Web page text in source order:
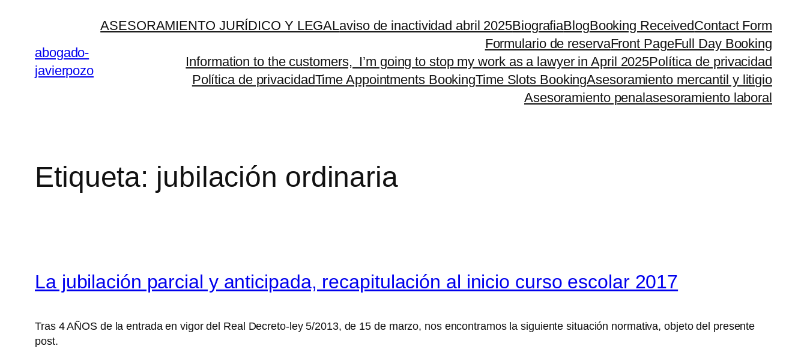
contenidoabogado-
javierpozo
ASESORAMIENTO JURÍDICO Y LEGALaviso de inactividad abril 2025BiografiaBlogBooking ReceivedContact Form
Formulario de reservaFront PageFull Day Booking
Information to the customers, I’m going to stop my work as a lawyer in April 2025Política de privacidad
Política de privacidadTime Appointments BookingTime Slots BookingAsesoramiento mercantil y litigio
Asesoramiento penalasesoramiento laboral
Etiqueta: jubilación ordinaria
La jubilación parcial y anticipada, recapitulación al inicio curso escolar 2017
Tras 4 AÑOS de la entrada en vigor del Real Decreto-ley 5/2013, de 15 de marzo, nos encontramos la siguiente situación normativa, objeto del presente
post.